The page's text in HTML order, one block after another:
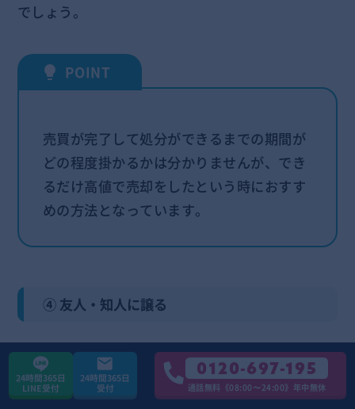
でしょう。
売買が完了して処分ができるまでの期間が
どの程度掛かるかは分かりませんが、でき
るだけ高値で売却をしたという時におすす
めの方法となっています。
④ 友人・知人に譲る
友人・知人や身の回りで、処分予定のDVDに興味を
持っている人がいれば、譲ってしまうのも良いでし
24時間365日
LINE受付
24時間365日
受付
0120-697-195
通話無料《08:00〜24:00》年中無休